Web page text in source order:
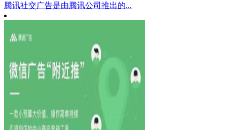
腾讯社交广告是由腾讯公司推出的...